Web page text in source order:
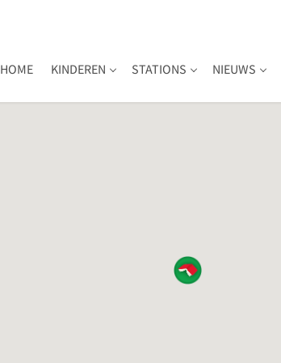
HOME KINDEREN STATIONS NIEUWS